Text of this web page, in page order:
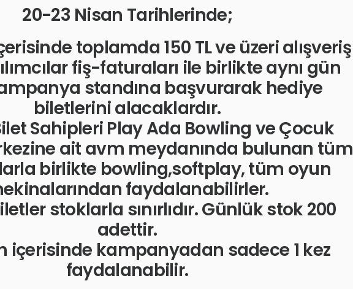
20-23 Nisan Tarihlerinde;
toplamda 150 TL ve üzeri alışveriş
fiş-faturaları ile birlikte aynı gün
standına başvurarak hediye
biletlerini alacaklardır.
Sahipleri Play Ada Bowling ve Çocuk
ait avm meydanında bulunan tüm
birlikte bowling,softplay, tüm oyun
faydalanabilirler.
stoklarla sınırlıdır. Günlük stok 200
adettir.
içerisinde kampanyadan sadece 1 kez
faydalanabilir.